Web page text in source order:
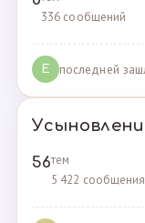
336 сообщений
Е последней
56тем
5 422 сообщения